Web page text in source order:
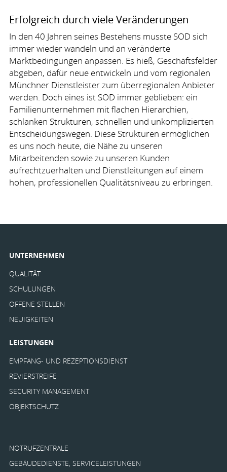
Erfolgreich durch viele Veränderungen
In den 40 Jahren seines Bestehens musste SOD sich
immer wieder wandeln und an veränderte
Marktbedingungen anpassen. Es hieß, Geschäftsfelder
abgeben, dafür neue entwickeln und vom regionalen
Münchner Dienstleister zum überregionalen Anbieter
werden. Doch eines ist SOD immer geblieben: ein
Familienunternehmen mit flachen Hierarchien,
schlanken Strukturen, schnellen und unkomplizierten
Entscheidungswegen. Diese Strukturen ermöglichen
es uns noch heute, die Nähe zu unseren
Mitarbeitenden sowie zu unseren Kunden
aufrechtzuerhalten und Dienstleitungen auf einem
hohen, professionellen Qualitätsniveau zu erbringen.
UNTERNEHMEN
QUALITÄT
SCHULUNGEN
OFFENE STELLEN
NEUIGKEITEN
LEISTUNGEN
EMPFANG- UND REZEPTIONSDIENST
REVIERSTREIFE
SECURITY MANAGEMENT
OBJEKTSCHUTZ
NOTRUFZENTRALE
GEBÄUDEDIENSTE, SERVICELEISTUNGEN